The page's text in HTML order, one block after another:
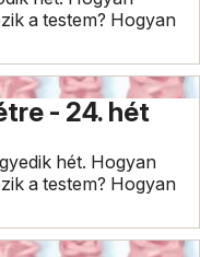
a testem? Hogyan
- 24. hét
hét. Hogyan
a testem? Hogyan